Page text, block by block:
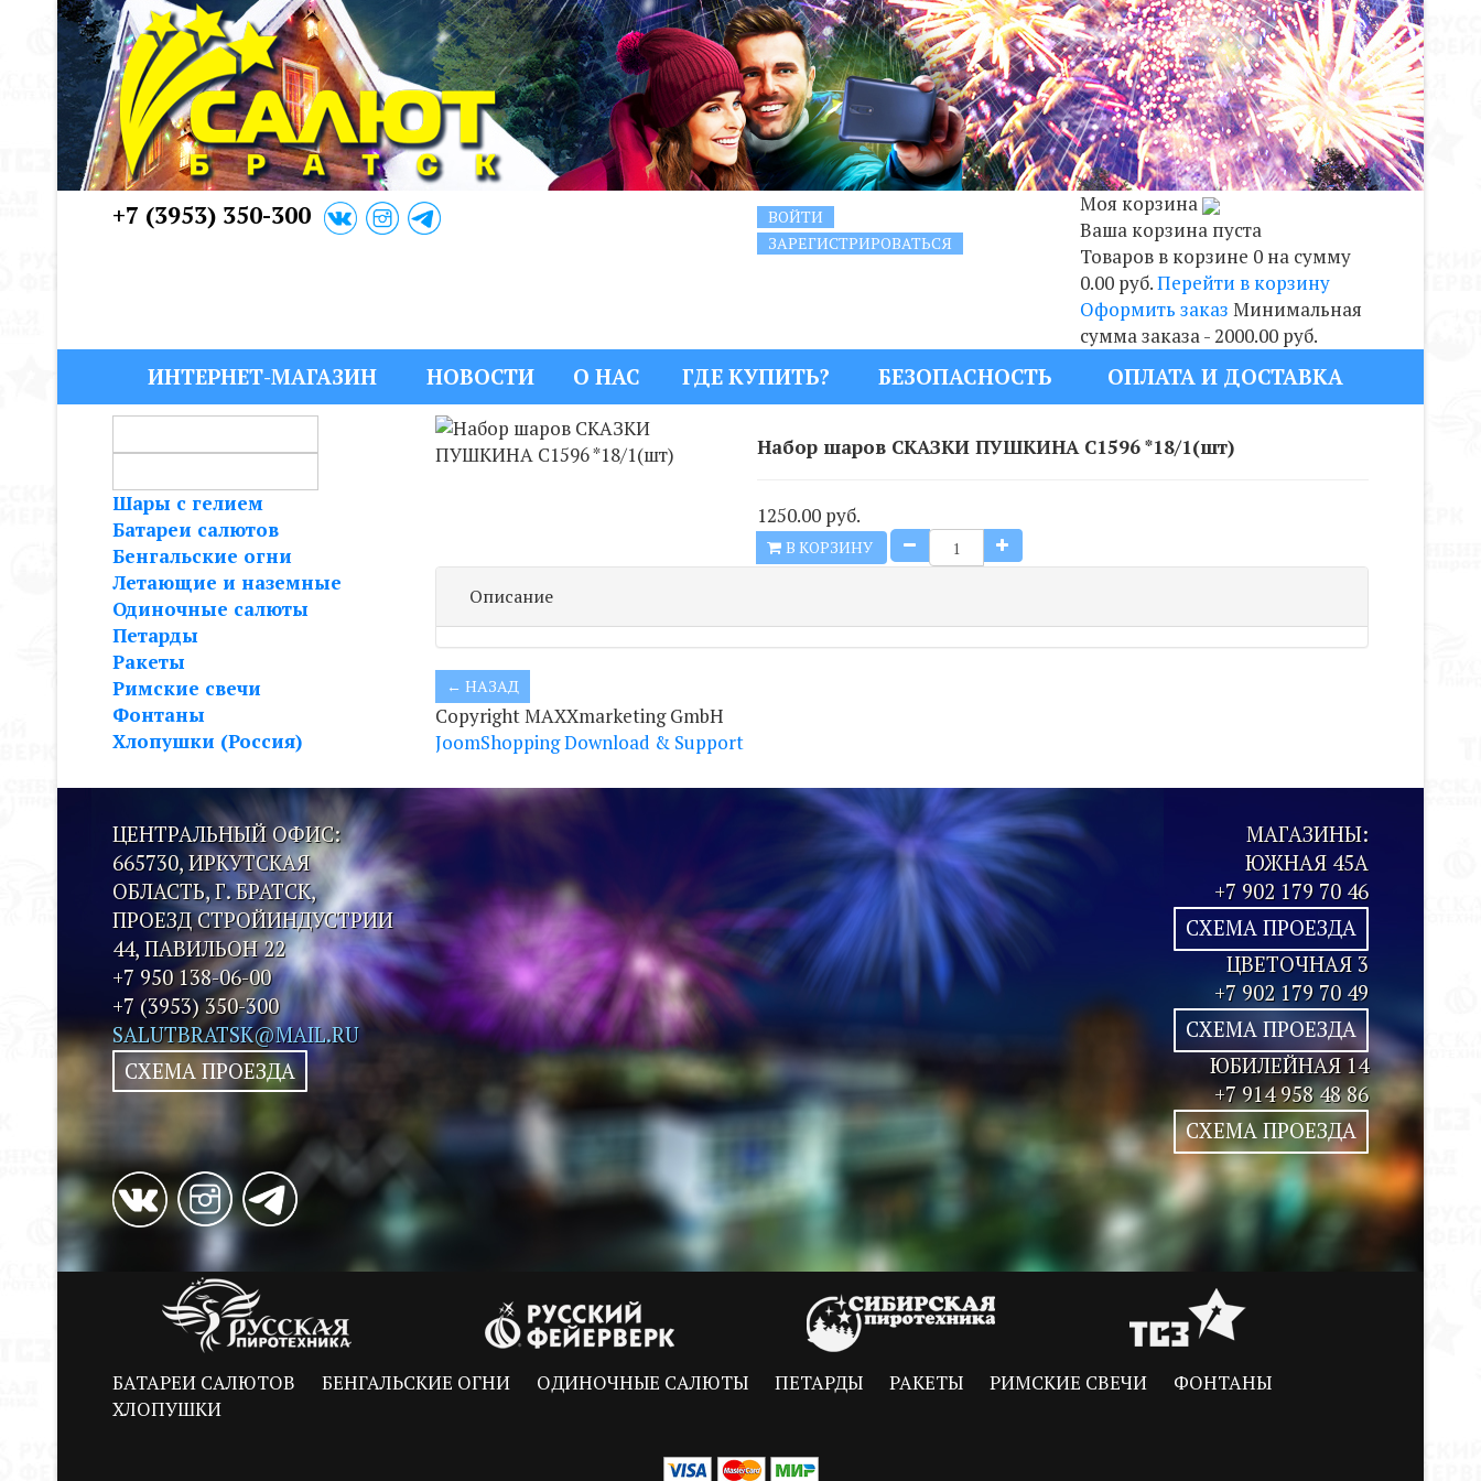
+7 (3953) 350-300
ВОЙТИ
ЗАРЕГИСТРИРОВАТЬСЯ
Моя корзина
Ваша корзина пуста
Товаров в корзине 0 на сумму
0.00 руб.Перейти в корзину
Оформить заказ Минимальная
сумма заказа - 2000.00 руб.
ИНТЕРНЕТ-МАГАЗИН НОВОСТИ О НАС ГДЕ КУПИТЬ? БЕЗОПАСНОСТЬ ОПЛАТА И ДОСТАВКА
Шары с гелием
Батареи салютов
Бенгальские огни
Летающие и наземные
Одиночные салюты
Петарды
Ракеты
Римские свечи
Фонтаны
Хлопушки (Россия)
Набор шаров СКАЗКИ ПУШКИНА С1596 *18/1(шт)
1250.00 руб.
В КОРЗИНУ
Описание
Copyright MAXXmarketing GmbH
JoomShopping Download & Support
ЦЕНТРАЛЬНЫЙ ОФИС:
665730, ИРКУТСКАЯ
ОБЛАСТЬ, Г. БРАТСК,
ПРОЕЗД СТРОЙИНДУСТРИИ
44, ПАВИЛЬОН 22
+7 950 138-06-00
+7 (3953) 350-300
SALUTBRATSK@MAIL.RU
СХЕМА ПРОЕЗДА
МАГАЗИНЫ:
ЮЖНАЯ 45А
+7 902 179 70 46
СХЕМА ПРОЕЗДА
ЦВЕТОЧНАЯ 3
+7 902 179 70 49
СХЕМА ПРОЕЗДА
ЮБИЛЕЙНАЯ 14
+7 914 958 48 86
СХЕМА ПРОЕЗДА
БАТАРЕИ САЛЮТОВ БЕНГАЛЬСКИЕ ОГНИ ОДИНОЧНЫЕ САЛЮТЫ ПЕТАРДЫ РАКЕТЫ РИМСКИЕ СВЕЧИ
ФОНТАНЫ
ХЛОПУШКИ